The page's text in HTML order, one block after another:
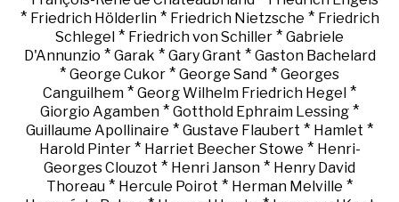
* Friedrich Hölderlin* Friedrich Nietzsche * Friedrich
Schlegel * Friedrich von Schiller * Gabriele
D'Annunzio * Garak * Gary Grant * Gaston Bachelard
* George Cukor * George Sand * Georges
Canguilhem * Georg Wilhelm Friedrich Hegel *
Giorgio Agamben * Gotthold Ephraim Lessing *
Guillaume Apollinaire * Gustave Flaubert * Hamlet *
Harold Pinter* Harriet Beecher Stowe * Henri-
Georges Clouzot * Henri Janson * Henry David
Thoreau * Hercule Poirot * Herman Melville *